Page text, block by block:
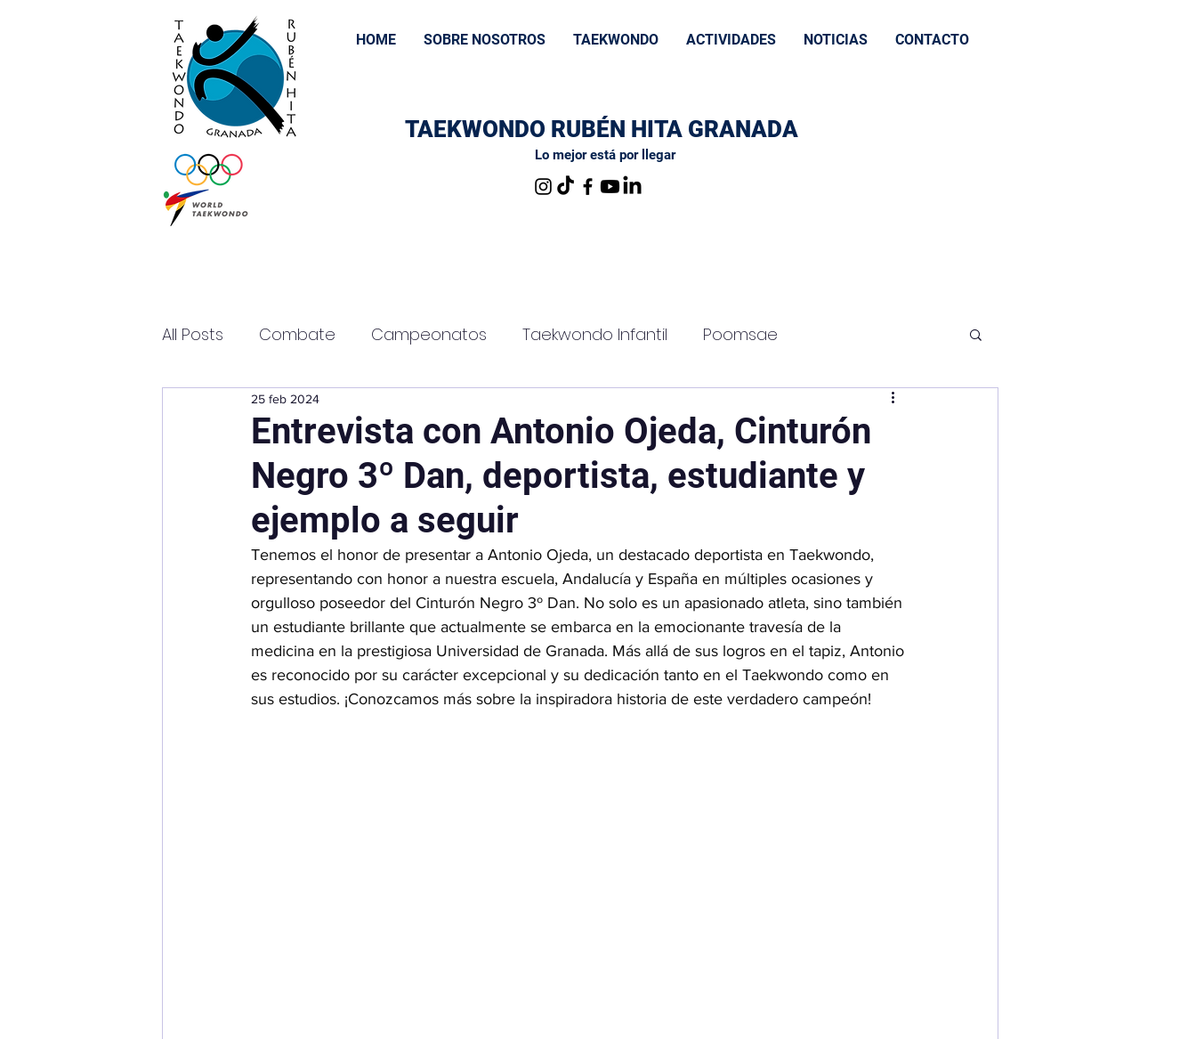
Lo mejor está por llegar
TAEKWONDO RUBÉN HITA GRANADA
HOME SOBRE NOSOTROS TAEKWONDO ACTIVIDADES NOTICIAS CONTACTO
All Posts Combate Campeonatos Taekwondo Infantil Poomsae
Beneficios del Taekwondo
Defensa Personal Exámenes de cinturón Parapoomsae Freestyle Taekwondo
Patrocinadores
Entrevista con Antonio Ojeda, Cinturón
Negro 3º Dan, deportista, estudiante y
ejemplo a seguir
25 feb 2024
Tenemos el honor de presentar a Antonio Ojeda, un destacado deportista en Taekwondo,
representando con honor a nuestra escuela, Andalucía y España en múltiples ocasiones y
orgulloso poseedor del Cinturón Negro 3º Dan. No solo es un apasionado atleta, sino también
un estudiante brillante que actualmente se embarca en la emocionante travesía de la
medicina en la prestigiosa Universidad de Granada. Más allá de sus logros en el tapiz, Antonio
es reconocido por su carácter excepcional y su dedicación tanto en el Taekwondo como en
sus estudios. ¡Conozcamos más sobre la inspiradora historia de este verdadero campeón!